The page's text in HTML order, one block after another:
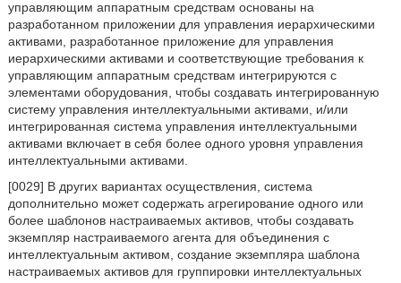
управляющим аппаратным средствам основаны на
разработанном приложении для управления иерархическими
активами, разработанное приложение для управления
иерархическими активами и соответствующие требования к
управляющим аппаратным средствам интегрируются с
элементами оборудования, чтобы создавать интегрированную
систему управления интеллектуальными активами, и/или
интегрированная система управления интеллектуальными
активами включает в себя более одного уровня управления
интеллектуальными активами.
[0029] В других вариантах осуществления, система
дополнительно может содержать агрегирование одного или
более шаблонов настраиваемых активов, чтобы создавать
экземпляр настраиваемого агента для объединения с
интеллектуальным активом, создание экземпляра шаблона
настраиваемых активов для группировки интеллектуальных